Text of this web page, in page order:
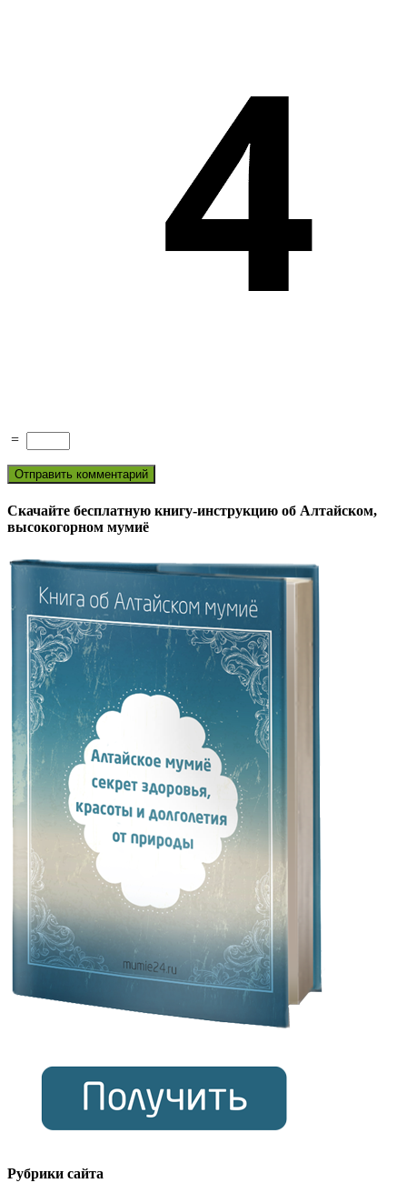
=
Скачайте бесплатную книгу-инструкцию об Алтайском,
высокогорном мумиё
Рубрики сайта